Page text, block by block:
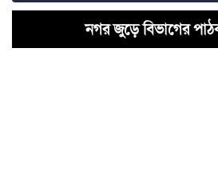
রাজশাহীতে টাইফয়েড টিকা ক্যাম্পেইন শুরু
চাঁদাবাজির অভিযোগ: কাঠগড়ায় বিএনপি
নগর জুড়ে বিভাগের